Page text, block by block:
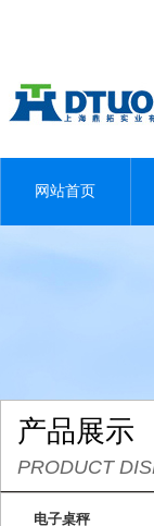
网站首页
产品展示
PRODUCT
电子桌秤